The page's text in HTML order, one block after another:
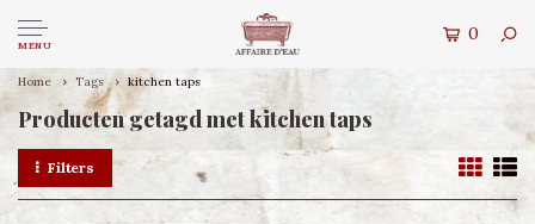
MENU
0
Home Tags kitchen taps
Producten getagd met kitchen taps
Filters